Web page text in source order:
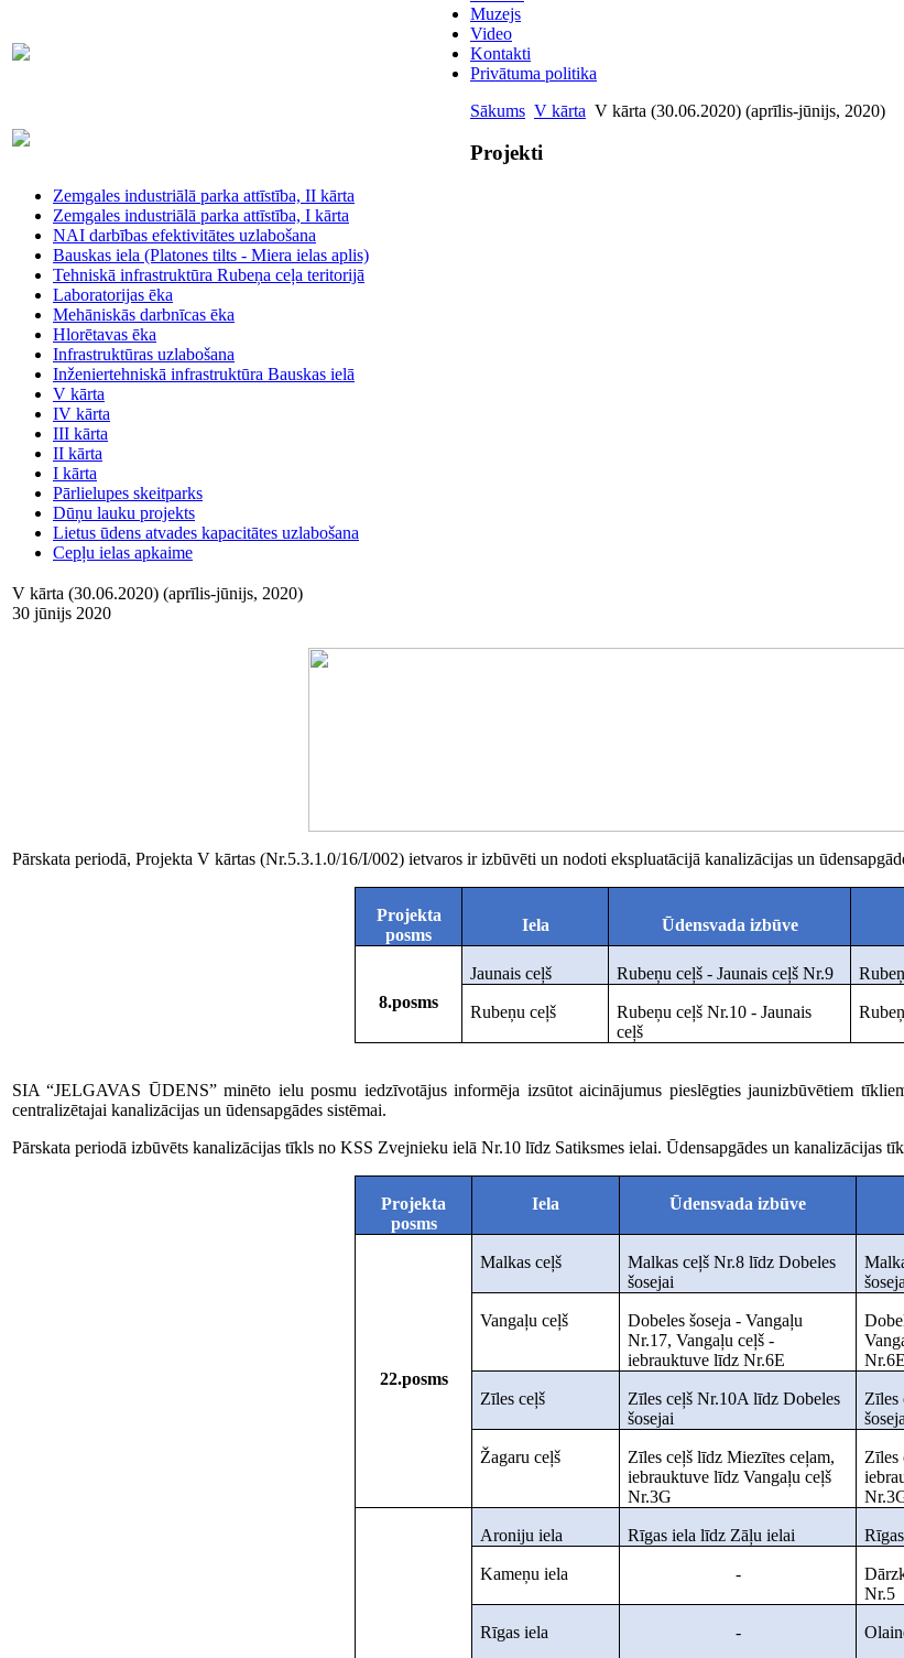
63007698
Muzejs
Video
Kontakti
Privātuma politika
Sākums V kārta V kārta (30.06.2020) (aprīlis-jūnijs, 2020)
Projekti
Zemgales industriālā parka attīstība, II kārta
Zemgales industriālā parka attīstība, I kārta
NAI darbības efektivitātes uzlabošana
Bauskas iela (Platones tilts - Miera ielas aplis)
Tehniskā infrastruktūra Rubeņa ceļa teritorijā
Laboratorijas ēka
Mehāniskās darbnīcas ēka
Hlorētavas ēka
Infrastruktūras uzlabošana
Inženiertehniskā infrastruktūra Bauskas ielā
V kārta
IV kārta
III kārta
II kārta
I kārta
Pārlielupes skeitparks
Dūņu lauku projekts
Lietus ūdens atvades kapacitātes uzlabošana
Cepļu ielas apkaime
V kārta (30.06.2020) (aprīlis-jūnijs, 2020)
30 jūnijs 2020
Pārskata periodā, Projekta V kārtas (Nr.5.3.1.0/16/I/002) ietvaros ir izbūvēti un nodoti ekspluatācijā kanalizācijas un
Projekta
posms
Iela Ūdensvada izbūve
8.posms
Jaunais ceļš Rubeņu ceļš - Jaunais ceļš Nr.9
Rubeņu ceļš
Rubeņu ceļš Nr.10 - Jaunais
ceļš
SIA “JELGAVAS ŪDENS” minēto ielu posmu iedzīvotājus informēja izsūtot aicinājumus pieslēgties jaunizbūvētiem
centralizētajai kanalizācijas un ūdensapgādes sistēmai.
Pārskata periodā izbūvēts kanalizācijas tīkls no KSS Zvejnieku ielā Nr.10 līdz Satiksmes ielai. Ūdensapgādes un kanalizācijas
Projekta
posms
Iela Ūdensvada izbūve
22.posms
Malkas ceļš
Malkas ceļš Nr.8 līdz Dobeles
šosejai
Vangaļu ceļš
Dobeles šoseja - Vangaļu
Nr.17, Vangaļu ceļš -
iebrauktuve līdz Nr.6E
Nr.6E
Zīles ceļš
Zīles ceļš Nr.10A līdz Dobeles
šosejai
Zīles
Žagaru ceļš
Zīles ceļš līdz Miezītes ceļam,
iebrauktuve līdz Vangaļu ceļš
Nr.3G
Zīles
Aroniju iela Rīgas iela līdz Zāļu ielai
Kameņu iela -
Nr.5
Rīgas iela -